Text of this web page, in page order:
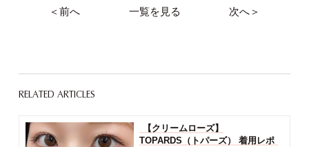
＜前へ 一覧を見る 次へ＞
RELATED ARTICLES
【クリームローズ】
TOPARDS（トパーズ） 着用レポ